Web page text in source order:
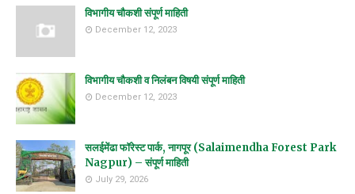
विभागीय चौकशी संपूर्ण माहिती
December 12, 2023
विभागीय चौकशी व निलंबन विषयी संपूर्ण माहिती
December 12, 2023
सलईमेंढा फॉरेस्ट पार्क, नागपूर (Salaimendha Forest Park
Nagpur) – संपूर्ण माहिती
July 29, 2026